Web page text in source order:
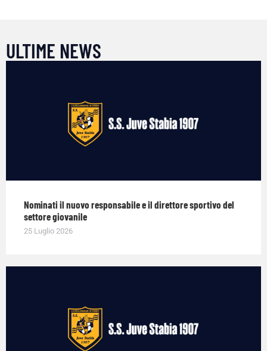
ULTIME NEWS
Nominati il nuovo responsabile e il direttore sportivo del
settore giovanile
25 Luglio 2026